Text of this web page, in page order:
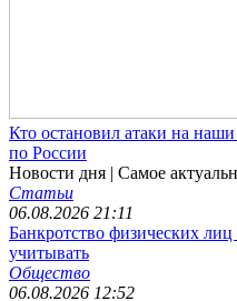
Кто остановил атаки на
по России
Новости дня | Самое
Статьи
06.08.2026 21:11
Банкротство физических лиц
учитывать
Общество
06.08.2026 12:52